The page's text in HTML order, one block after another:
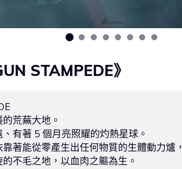
STAMPEDE》
荒蕪大地。
有著 5 個月亮照耀的灼熱星球。
著能從零產生出任何物質的生體動力爐，
不毛之地，以血肉之軀為生。